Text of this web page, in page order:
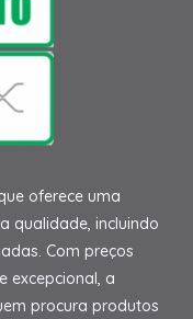
oferece uma
qualidade, incluindo
Com preços
excepcional, a
procura produtos